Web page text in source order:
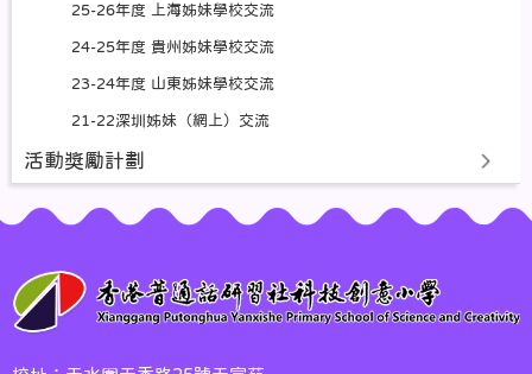
25-26年度 上海姊妹學校交流
24-25年度 貴州姊妹學校交流
23-24年度 山東姊妹學校交流
21-22深圳姊妹（網上）交流
活動獎勵計劃